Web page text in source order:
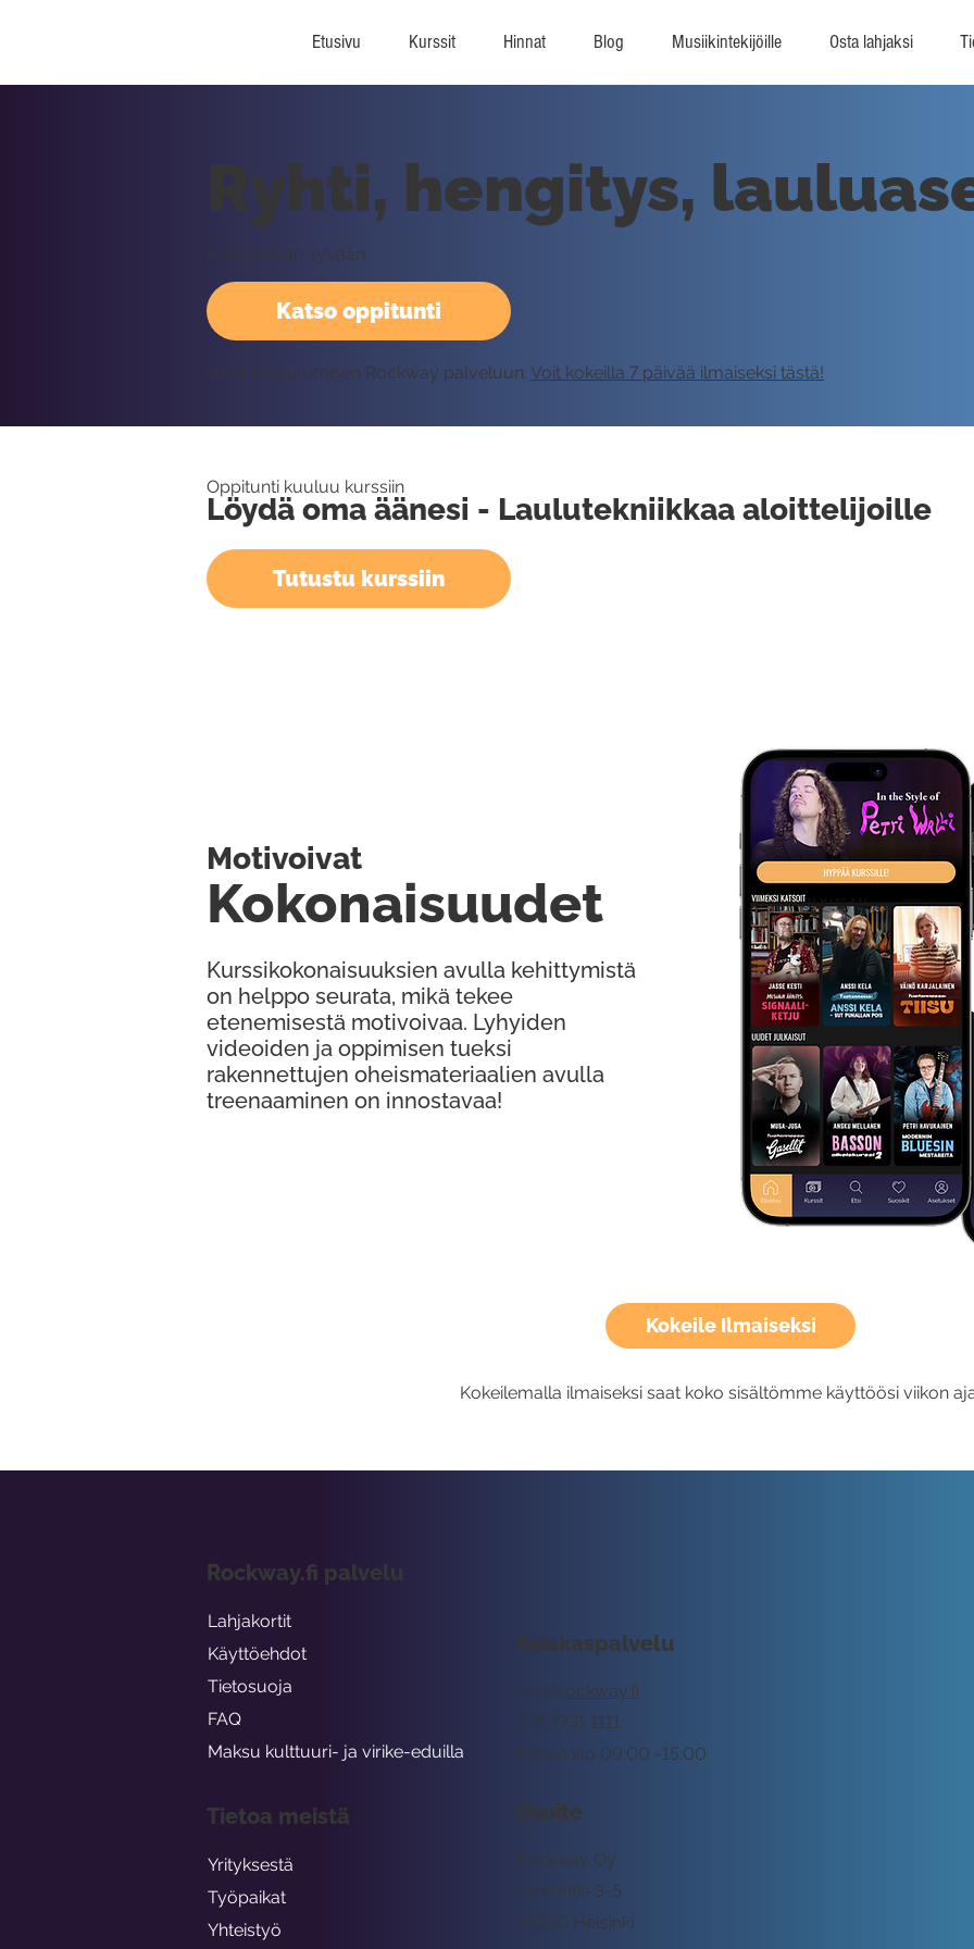
Etusivu Kurssit Hinnat Blog Musiikintekijöille Osta lahjaksi
Kokeile Ilmaiseksi
Kokeilemalla ilmaiseksi saat koko sisältömme käyttöösi viikon
Katso oppitunti
Ryhti, hengitys,
Hengitetään syvään.
Vaatii kirjautumisen Rockway palveluun. Voit kokeilla 7 päivää ilmaiseksi tästä!
Oppitunti kuuluu kurssiin
Löydä oma äänesi - Laulutekniikkaa aloittelijoille
Tutustu kurssiin
Kurssikokonaisuuksien avulla kehittymistä
on helppo seurata, mikä tekee
etenemisestä motivoivaa. Lyhyiden
videoiden ja oppimisen tueksi
rakennettujen oheismateriaalien avulla
treenaaminen on innostavaa!
Kokonaisuudet
Motivoivat
Asiakaspalvelu
tuki@rockway.fi
Arkisin klo 09:00 -15:00
045 7731 1111
Osoite
Rockway Oy
Lemuntie 3-5
00510 Helsinki
Rockway.fi palvelu
Lahjakortit
Käyttöehdot
Tietosuoja
FAQ
Maksu kulttuuri- ja virike-eduilla
Tietoa meistä
Yrityksestä
Työpaikat
Yhteistyö